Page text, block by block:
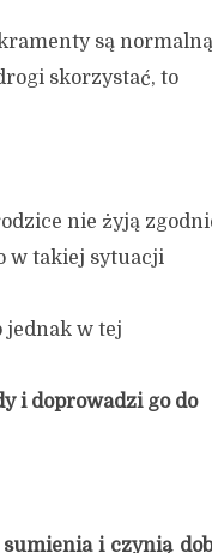
są normalną
skorzystać, to
nie żyją
w takiej sytuacji
jednak w tej
i doprowadzi go do
sumienia i czynią